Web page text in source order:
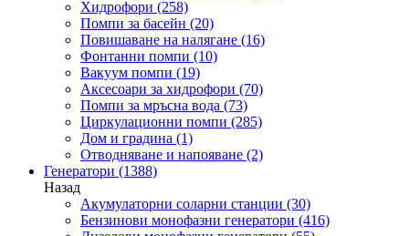
Хидрофори (258)
Помпи за басейн (20)
Повишаване на налягане (16)
Фонтанни помпи (10)
Вакуум помпи (19)
Аксесоари за хидрофори (70)
Помпи за мръсна вода (73)
Циркулационни помпи (285)
Дом и градина (1)
Отводняване и напояване (2)
Генератори (1388)
Назад
Акумулаторни соларни станции (30)
Бензинови монофазни генератори (416)